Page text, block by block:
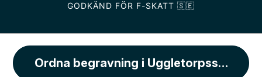
Ordna begravning i Uggletorpsstugan
GODKÄND FÖR F-SKATT 🇸🇪